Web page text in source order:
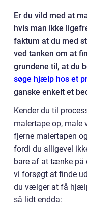
Er du vild med at
hvis man ikke
faktum at du med
ved tanken om at
grundene til, at du
søge hjælp hos et
ganske enkelt et
Kender du til
malertape op, male
fjerne malertapen
fordi du alligevel
bare af at tænke på
vi forsøgt at finde
du vælger at få
så lidt endda: